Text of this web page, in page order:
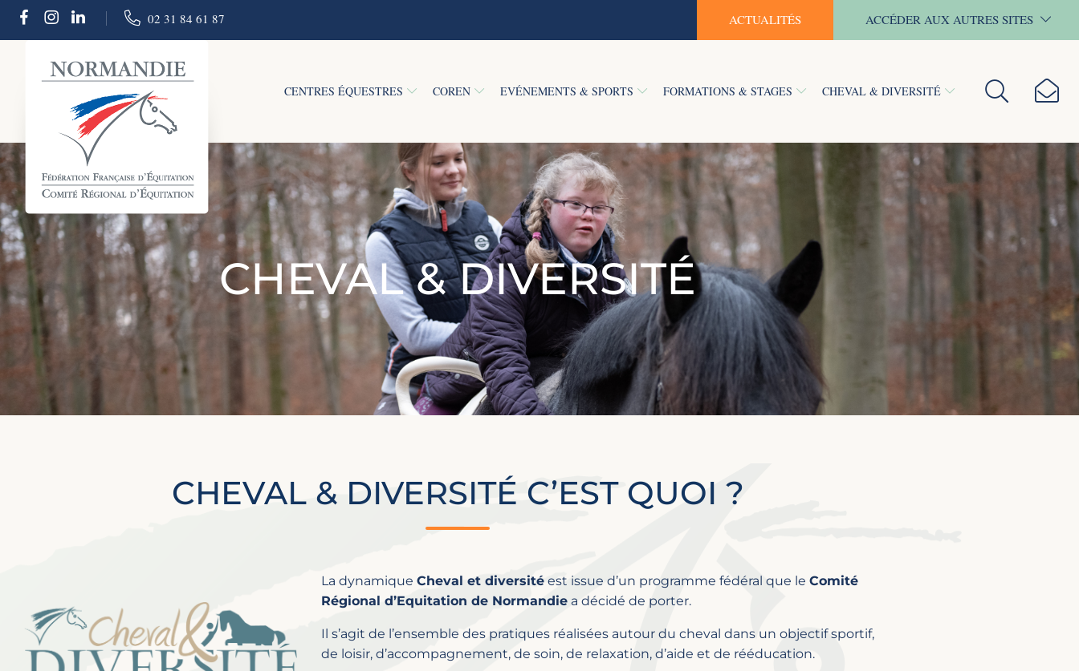
02 31 84 61 87 ACTUALITÉS ACCÉDER AUX AUTRES SITES
CENTRES ÉQUESTRES COREN EVÉNEMENTS & SPORTS FORMATIONS & STAGES CHEVAL & DIVERSITÉ
CHEVAL & DIVERSITÉ
CHEVAL & DIVERSITÉ C’EST QUOI ?
La dynamique Cheval et diversitéest issue d’un programme fédéral que le Comité
Régional d’Equitation de Normandiea décidé de porter.
Il s’agit de l’ensemble des pratiques réalisées autour du cheval dans un objectif sportif,
de loisir, d’accompagnement, de soin, de relaxation, d’aide et de rééducation.